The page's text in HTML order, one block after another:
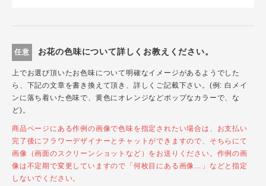
任意 お花の色味について詳しくお教えください。
上でお選び頂いたお色味について明確なイメージがあるようでした
ら、下記の文章を書き換えて頂き、詳しくご記載下さい。(例: 白メイ
ンに落ち着いた色味で、黄色にオレンジなどポップなカラーで、な
ど)。
商品ページにある作例の画像で色味を指定されたい場合は、お支払い
完了後にフラワーデザイナーとチャットができますので、そちらにて
画像（画面のスクリーンショットなど）をお送りください。作例の画
像は不定期で変更していますので「何枚目にある画像…」などと指定
しないでください。